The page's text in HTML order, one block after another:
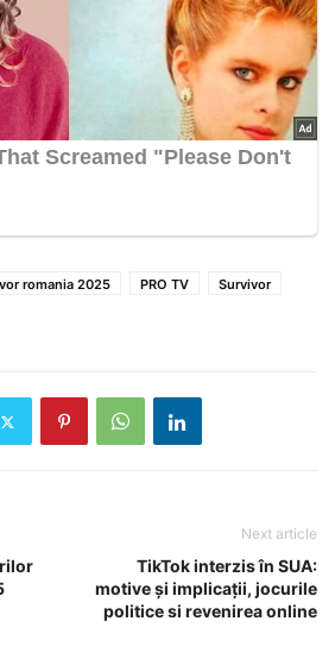
romania 2025 PRO TV
Survivor
Next article
TikTok interzis în SUA:
motive și implicații, jocurile
politice si revenirea online